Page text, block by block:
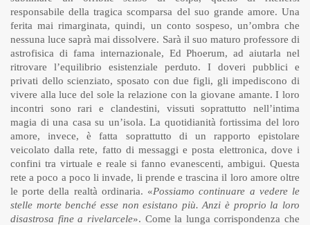
responsabile della tragica scomparsa del suo grande amore. Una
ferita mai rimarginata, quindi, un conto sospeso, un’ombra che
nessuna luce saprà mai dissolvere. Sarà il suo maturo professore di
astrofisica di fama internazionale, Ed Phoerum, ad aiutarla nel
ritrovare l’equilibrio esistenziale perduto. I doveri pubblici e
privati dello scienziato, sposato con due figli, gli impediscono di
vivere alla luce del sole la relazione con la giovane amante. I loro
incontri sono rari e clandestini, vissuti soprattutto nell’intima
magia di una casa su un’isola. La quotidianità fortissima del loro
amore, invece, è fatta soprattutto di un rapporto epistolare
veicolato dalla rete, fatto di messaggi e posta elettronica, dove i
confini tra virtuale e reale si fanno evanescenti, ambigui. Questa
rete a poco a poco li invade, li prende e trascina il loro amore oltre
le porte della realtà ordinaria. «Possiamo continuare a vedere le
stelle morte benché esse non esistano più. Anzi è proprio la loro
disastrosa fine a rivelarcele». Come la lunga corrispondenza che